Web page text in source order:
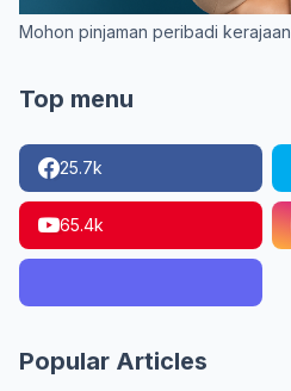
Mohon pinjaman peribadi kerajaan
Top menu
25.7k
65.4k
Popular Articles